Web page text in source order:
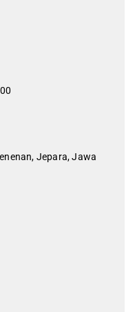
Jepara, Jawa